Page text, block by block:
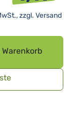
zzgl. Versand